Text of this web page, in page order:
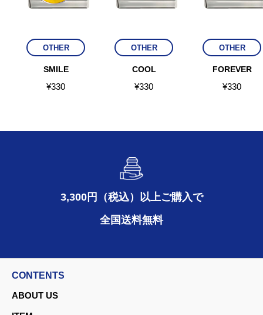
OTHER
SMILE
¥330
OTHER
COOL
¥330
OTHER
FOREVER
¥330
3,300円（税込）以上ご購入で
全国送料無料
CONTENTS
ABOUT US